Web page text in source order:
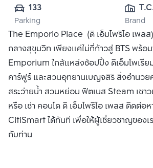
133
Parking Brand
The Emporio Place (ดิ เอ็มโพริโอ เพลส)
กลางสุขุมวิท เพียงแค่ไม่กี่ก้าวสู่ BTS พร้อม
Emporium ใกล้แหล่งช้อปปิ้ง ดิเอ็มโพเรียม
คาร์ฟูร์ และสวนอุทยานเบญจสิริ สิ่งอำนวย
สระว่ายน้ำ สวนหย่อม ฟิตเนส Steam เซาว
หรือ เช่า คอนโด ดิ เอ็มโพริโอ เพลส ติดต่อห
CitiSmart ได้ทันที เพื่อให้ผู้เชี่ยวชาญของเร
กับท่าน